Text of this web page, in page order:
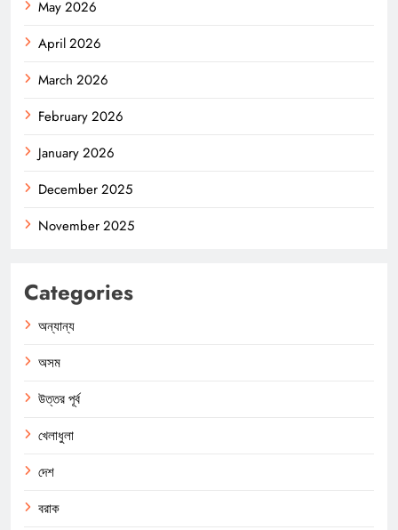
May 2026
April 2026
March 2026
February 2026
January 2026
December 2025
November 2025
Categories
অন্যান্য
অসম
উত্তর পূর্ব
খেলাধুলা
দেশ
বরাক